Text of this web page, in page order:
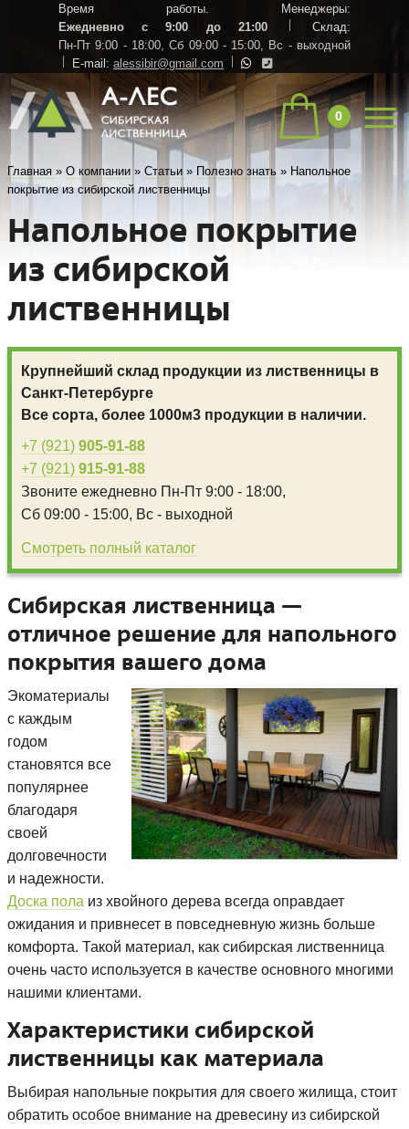
Время работы. Менеджеры:
Ежедневно с 9:00 до 21:00
Склад:
Пн-Пт 9:00 - 18:00, Сб 09:00 - 15:00, Вс - выходной
E-mail: alessibir@gmail.com
0
Главная » О компании » Статьи » Полезно знать » Напольное
покрытие из сибирской лиственницы
Напольное покрытие
из сибирской
лиственницы
Крупнейший склад продукции из лиственницы в
Санкт-Петербурге
Все сорта, более 1000м3 продукции в наличии.
+7 (921) 905-91-88
+7 (921) 915-91-88
Звоните ежедневно Пн-Пт 9:00 - 18:00,
Сб 09:00 - 15:00, Вс - выходной
Смотреть полный каталог
Сибирская лиственница —
отличное решение для напольного
покрытия вашего дома
Экоматериалы
с каждым
годом
становятся все
популярнее
благодаря
своей
долговечности
и надежности.
Доска пола из хвойного дерева всегда оправдает
ожидания и привнесет в повседневную жизнь больше
комфорта. Такой материал, как сибирская лиственница
очень часто используется в качестве основного многими
нашими клиентами.
Характеристики сибирской
лиственницы как материала
Выбирая напольные покрытия для своего жилища, стоит
обратить особое внимание на древесину из сибирской